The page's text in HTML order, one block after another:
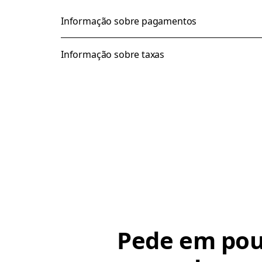
Informação sobre pagamentos
Informação sobre taxas
Pede em